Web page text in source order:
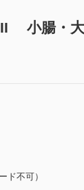
小腸・大
ド不可）